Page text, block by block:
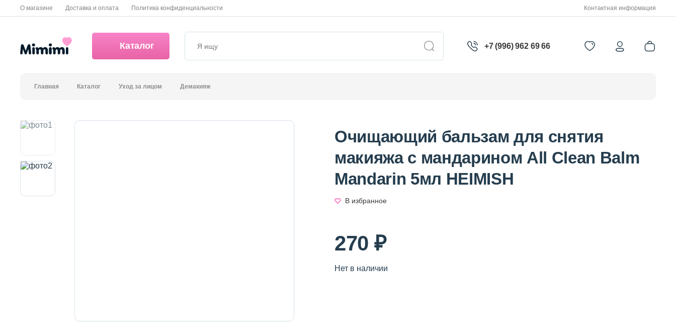
О магазине Доставка и оплата Политика конфиденциальности Контактная информация
Каталог +7 (996) 962 69 66
Главная Каталог Уход за лицом Демакияж
Очищающий бальзам для снятия
макияжа с мандарином All Clean Balm
Mandarin 5мл HEIMISH
В избранное
270 ₽
Нет в наличии